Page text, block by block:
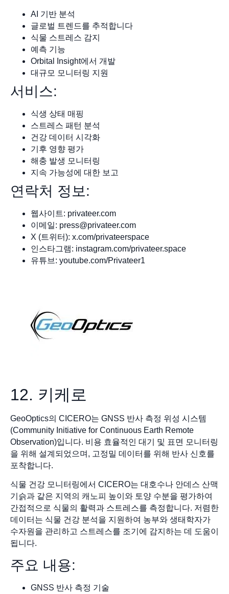
AI 기반 분석
글로벌 트렌드를 추적합니다
식물 스트레스 감지
예측 기능
Orbital Insight에서 개발
대규모 모니터링 지원
서비스:
식생 상태 매핑
스트레스 패턴 분석
건강 데이터 시각화
기후 영향 평가
해충 발생 모니터링
지속 가능성에 대한 보고
연락처 정보:
웹사이트: privateer.com
이메일: press@privateer.com
X (트위터): x.com/privateerspace
인스타그램: instagram.com/privateer.space
유튜브: youtube.com/Privateer1
12. 키케로
GeoOptics의 CICERO는 GNSS 반사 측정 위성 시스템
(Community Initiative for Continuous Earth Remote
Observation)입니다. 비용 효율적인 대기 및 표면 모니터링
을 위해 설계되었으며, 고정밀 데이터를 위해 반사 신호를
포착합니다.
식물 건강 모니터링에서 CICERO는 대호수나 안데스 산맥
기슭과 같은 지역의 캐노피 높이와 토양 수분을 평가하여
간접적으로 식물의 활력과 스트레스를 측정합니다. 저렴한
데이터는 식물 건강 분석을 지원하여 농부와 생태학자가
수자원을 관리하고 스트레스를 조기에 감지하는 데 도움이
됩니다.
주요 내용:
GNSS 반사 측정 기술